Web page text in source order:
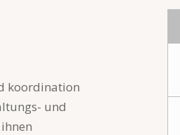
koordination
und